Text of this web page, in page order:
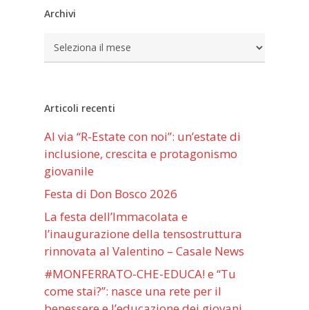
Archivi
Archivi
Articoli recenti
Al via “R-Estate con noi”: un’estate di
inclusione, crescita e protagonismo
giovanile
Festa di Don Bosco 2026
La festa dell’Immacolata e
l’inaugurazione della tensostruttura
rinnovata al Valentino – Casale News
#MONFERRATO-CHE-EDUCA! e “Tu
come stai?”: nasce una rete per il